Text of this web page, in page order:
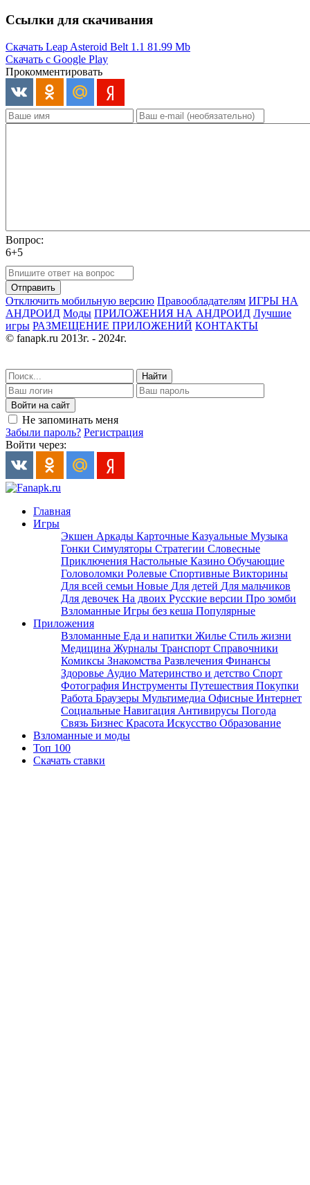
Ссылки для скачивания
Скачать Leap Asteroid Belt 1.1 81.99 Mb
Скачать с Google Play
Прокомментировать
Вопрос:
6+5
Отправить
Отключить мобильную версию Правообладателям ИГРЫ НА
АНДРОИД Моды ПРИЛОЖЕНИЯ НА АНДРОИД Лучшие
игры РАЗМЕЩЕНИЕ ПРИЛОЖЕНИЙ КОНТАКТЫ
© fanapk.ru 2013г. - 2024г.
Найти
Войти на сайт
Не запоминать меня
Забыли пароль? Регистрация
Войти через:
Главная
Игры
Экшен Аркады Карточные Казуальные Музыка
Гонки Симуляторы Стратегии Словесные
Приключения Настольные Казино Обучающие
Головоломки Ролевые Спортивные Викторины
Для всей семьи Новые Для детей Для мальчиков
Для девочек На двоих Русские версии Про зомби
Взломанные Игры без кеша Популярные
Приложения
Взломанные Еда и напитки Жилье Стиль жизни
Медицина Журналы Транспорт Справочники
Комиксы Знакомства Развлечения Финансы
Здоровье Аудио Материнство и детство Спорт
Фотография Инструменты Путешествия Покупки
Работа Браузеры Мультимедиа Офисные Интернет
Социальные Навигация Антивирусы Погода
Связь Бизнес Красота Искусство Образование
Взломанные и моды
Топ 100
Скачать ставки